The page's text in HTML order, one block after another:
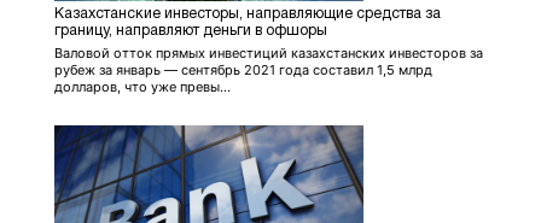
Казахстанские инвесторы, направляющие средства за
границу, направляют деньги в офшоры
Валовой отток прямых инвестиций казахстанских инвесторов за
рубеж за январь — сентябрь 2021 года составил 1,5 млрд
долларов, что уже превы...